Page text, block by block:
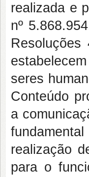
realizada e
nº
seres
Conteúdo
a
realização
para o